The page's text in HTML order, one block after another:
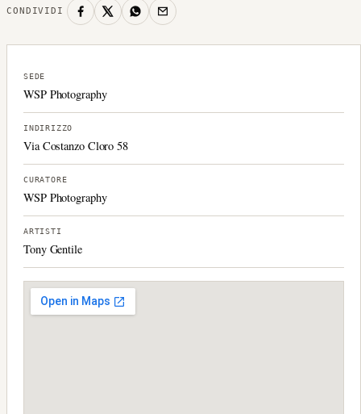
CONDIVIDI
SEDE
WSP Photography
INDIRIZZO
Via Costanzo Cloro 58
CURATORE
WSP Photography
ARTISTI
Tony Gentile